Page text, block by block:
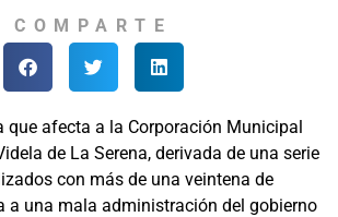
COMPARTE
que afecta a la Corporación Municipal
de La Serena, derivada de una serie
con más de una veintena de
a una mala administración del gobierno